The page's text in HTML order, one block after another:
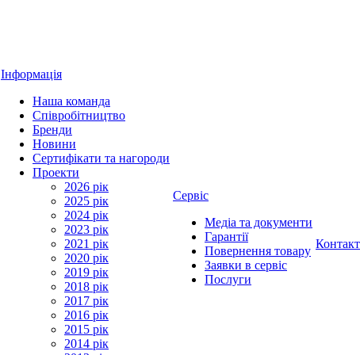
Інформація
Наша команда
Співробітництво
Бренди
Новини
Сертифікати та нагороди
Проекти
2026 рік
2025 рік
2024 рік
2023 рік
2021 рік
2020 рік
2019 рік
2018 рік
2017 рік
2016 рік
2015 рік
2014 рік
Сервіс
Медіа та документи
Гарантії
Повернення товару
Заявки в сервіс
Послуги